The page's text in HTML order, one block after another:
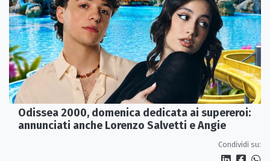
Odissea 2000, domenica dedicata ai supereroi:
annunciati anche Lorenzo Salvetti e Angie
Condividi su: